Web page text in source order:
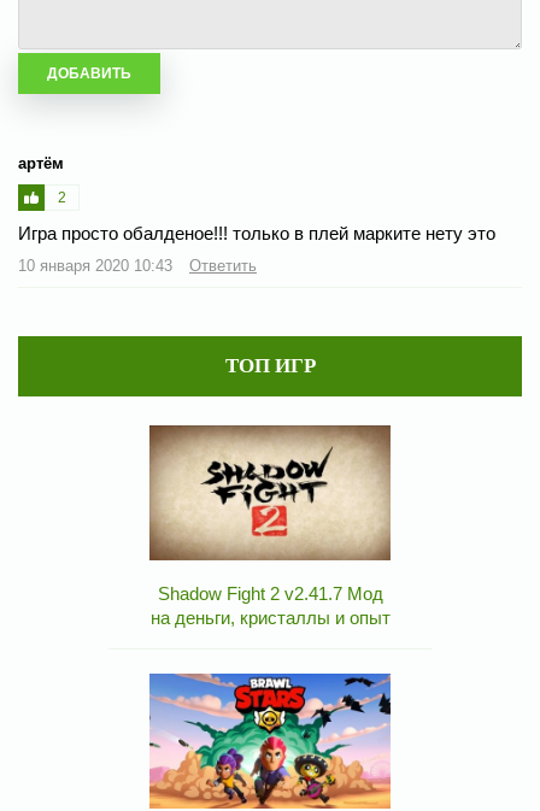
артём
2
Игра просто обалденое!!! только в плей марките нету это
10 января 2020 10:43 Ответить
ТОП ИГР
Shadow Fight 2 v2.41.7 Мод
на деньги, кристаллы и опыт